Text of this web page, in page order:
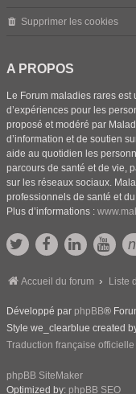
Supprimer les cookies
A PROPOS
Le Forum maladies rares est
d’expériences pour les
proposé et modéré par
d’information et de soutien
aide au quotidien les
parcours de santé et de vie,
sur les réseaux sociaux.
professionnels de santé et
Plus d’informations :
Accueil du forum Liste
Développé par phpBB®
Style we_clearblue created
Traduction française officielle
phpBB SiteMaker
Optimized by: phpBB SEO